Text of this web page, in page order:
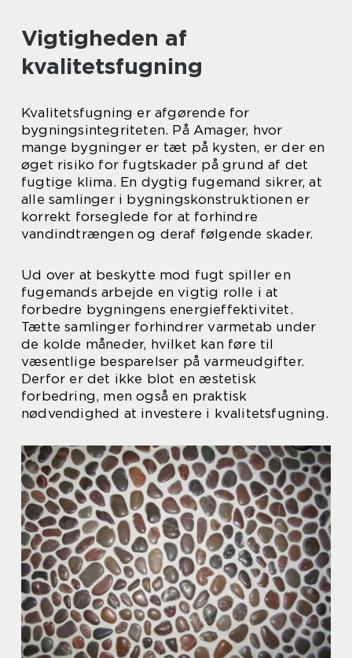
Vigtigheden af
kvalitetsfugning
Kvalitetsfugning er afgørende for
bygningsintegriteten. På Amager, hvor
mange bygninger er tæt på kysten, er der en
øget risiko for fugtskader på grund af det
fugtige klima. En dygtig fugemand sikrer, at
alle samlinger i bygningskonstruktionen er
korrekt forseglede for at forhindre
vandindtrængen og deraf følgende skader.
Ud over at beskytte mod fugt spiller en
fugemands arbejde en vigtig rolle i at
forbedre bygningens energieffektivitet.
Tætte samlinger forhindrer varmetab under
de kolde måneder, hvilket kan føre til
væsentlige besparelser på varmeudgifter.
Derfor er det ikke blot en æstetisk
forbedring, men også en praktisk
nødvendighed at investere i kvalitetsfugning.